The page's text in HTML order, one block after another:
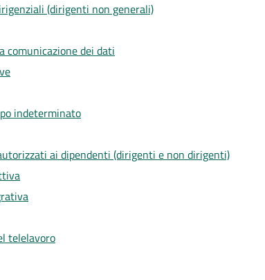
(dirigenti non generali)
comunicazione dei dati
indeterminato
ai dipendenti (dirigenti e non dirigenti)
telelavoro